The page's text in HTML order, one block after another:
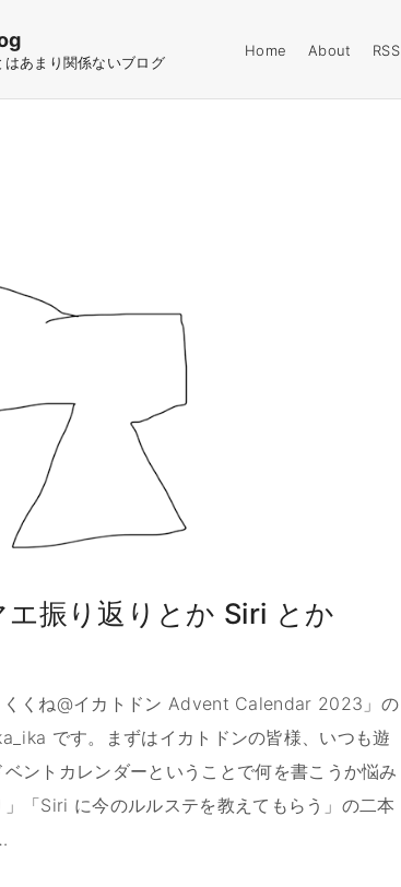
はあまり関係ないブログ
Home About RSS
振り返りとか Siri とか
くね@イカトドン Advent Calendar 2023」の
です。まずはイカトドンの皆様、いつも遊
ントカレンダーということで何を書こうか悩み
「Siri に今のルルステを教えてもらう」の二本